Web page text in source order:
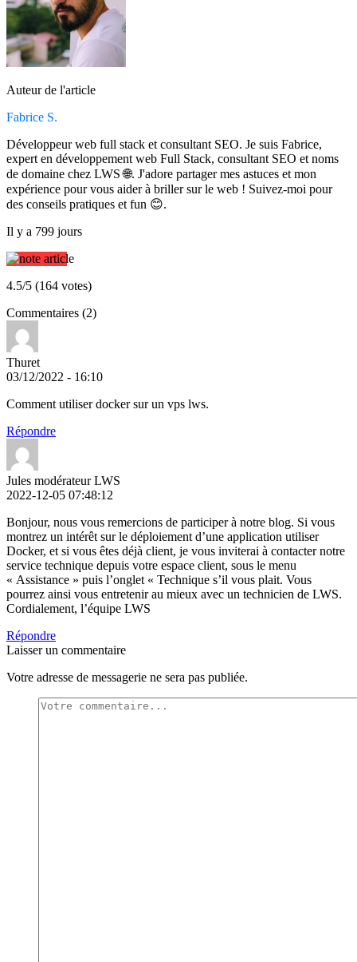
Auteur de l'article
Fabrice S.
Développeur web full stack et consultant SEO. Je suis Fabrice,
expert en développement web Full Stack, consultant SEO et noms
de domaine chez LWS 🌐. J'adore partager mes astuces et mon
expérience pour vous aider à briller sur le web ! Suivez-moi pour
des conseils pratiques et fun 😊.
Il y a 799 jours
4.5/5 (164 votes)
Commentaires (2)
Thuret
03/12/2022 - 16:10
Comment utiliser docker sur un vps lws.
Répondre
Jules modérateur LWS
2022-12-05 07:48:12
Bonjour, nous vous remercions de participer à notre blog. Si vous
montrez un intérêt sur le déploiement d’une application utiliser
Docker, et si vous êtes déjà client, je vous inviterai à contacter notre
service technique depuis votre espace client, sous le menu
« Assistance » puis l’onglet « Technique s’il vous plait. Vous
pourrez ainsi vous entretenir au mieux avec un technicien de LWS.
Cordialement, l’équipe LWS
Répondre
Laisser un commentaire
Votre adresse de messagerie ne sera pas publiée.